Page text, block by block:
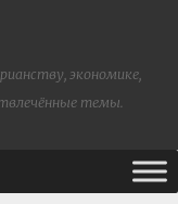
экономике,
темы.